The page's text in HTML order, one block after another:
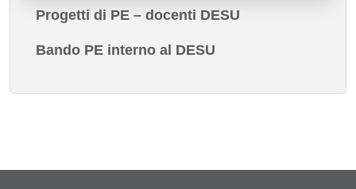
Progetti di PE – docenti DESU
Bando PE interno al DESU